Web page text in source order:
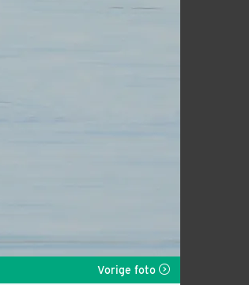
Vorige foto